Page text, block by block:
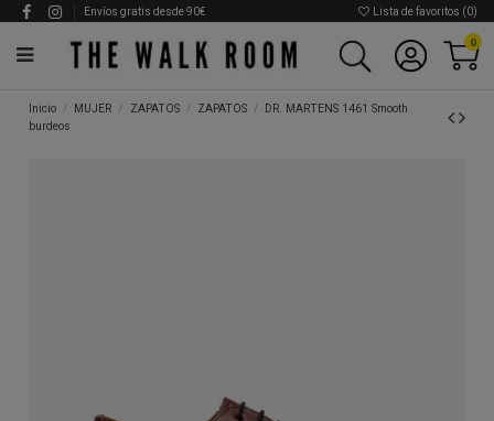
Envíos gratis desde 90€ Lista de favoritos (0)
0
Inicio MUJER ZAPATOS ZAPATOS
DR. MARTENS 1461 Smooth
burdeos